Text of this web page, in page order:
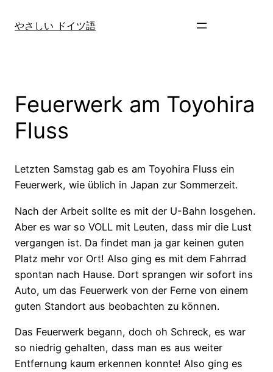
Inhaltやさしい ドイツ語
Feuerwerk am Toyohira
Fluss
Letzten Samstag gab es am Toyohira Fluss ein
Feuerwerk, wie üblich in Japan zur Sommerzeit.
Nach der Arbeit sollte es mit der U-Bahn losgehen.
Aber es war so VOLL mit Leuten, dass mir die Lust
vergangen ist. Da findet man ja gar keinen guten
Platz mehr vor Ort! Also ging es mit dem Fahrrad
spontan nach Hause. Dort sprangen wir sofort ins
Auto, um das Feuerwerk von der Ferne von einem
guten Standort aus beobachten zu können.
Das Feuerwerk begann, doch oh Schreck, es war
so niedrig gehalten, dass man es aus weiter
Entfernung kaum erkennen konnte! Also ging es